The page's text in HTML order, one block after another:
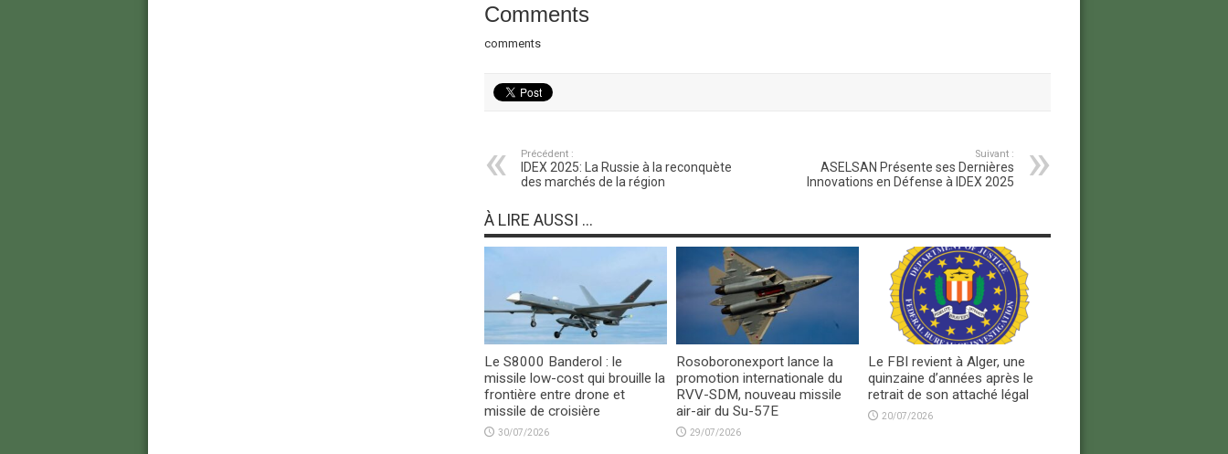
Comments
comments
Précédent :
IDEX 2025: La Russie à la reconquète
des marchés de la région
Suivant :
ASELSAN Présente ses Dernières
Innovations en Défense à IDEX 2025
À LIRE AUSSI ...
Le S8000 Banderol : le
missile low-cost qui brouille la
frontière entre drone et
missile de croisière
30/07/2026
Rosoboronexport lance la
promotion internationale du
RVV-SDM, nouveau missile
air-air du Su-57E
29/07/2026
Le FBI revient à Alger, une
quinzaine d’années après le
retrait de son attaché légal
20/07/2026